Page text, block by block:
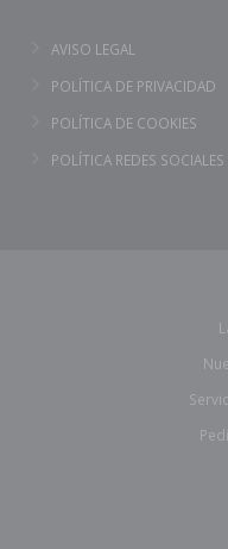
AVISO LEGAL
POLÍTICA DE PRIVACIDAD
POLÍTICA DE COOKIES
POLÍTICA REDES SOCIALES